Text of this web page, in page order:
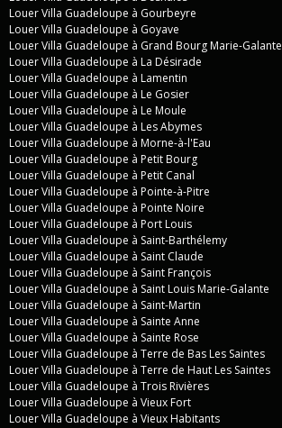
Louer Villa Guadeloupe à Gourbeyre
Louer Villa Guadeloupe à Goyave
Louer Villa Guadeloupe à Grand Bourg Marie-Galante
Louer Villa Guadeloupe à La Désirade
Louer Villa Guadeloupe à Lamentin
Louer Villa Guadeloupe à Le Gosier
Louer Villa Guadeloupe à Le Moule
Louer Villa Guadeloupe à Les Abymes
Louer Villa Guadeloupe à Morne-à-l'Eau
Louer Villa Guadeloupe à Petit Bourg
Louer Villa Guadeloupe à Petit Canal
Louer Villa Guadeloupe à Pointe-à-Pitre
Louer Villa Guadeloupe à Pointe Noire
Louer Villa Guadeloupe à Port Louis
Louer Villa Guadeloupe à Saint-Barthélemy
Louer Villa Guadeloupe à Saint Claude
Louer Villa Guadeloupe à Saint François
Louer Villa Guadeloupe à Saint Louis Marie-Galante
Louer Villa Guadeloupe à Saint-Martin
Louer Villa Guadeloupe à Sainte Anne
Louer Villa Guadeloupe à Sainte Rose
Louer Villa Guadeloupe à Terre de Bas Les Saintes
Louer Villa Guadeloupe à Terre de Haut Les Saintes
Louer Villa Guadeloupe à Trois Rivières
Louer Villa Guadeloupe à Vieux Fort
Louer Villa Guadeloupe à Vieux Habitants